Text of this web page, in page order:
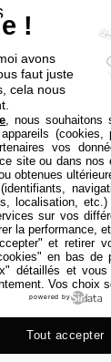
!
avons
faut juste
cela nous
, nous
vos
site ou dans nos
obtenues
localisation,
sur vos
la performance,
et retirer
en bas de
détaillés et
Vos choix
powered by
Tout accepter